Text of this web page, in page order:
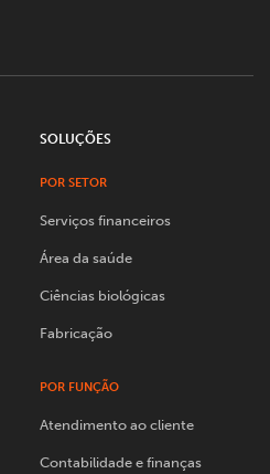
SOLUÇÕES
POR SETOR
Serviços financeiros
Área da saúde
Ciências biológicas
Fabricação
POR FUNÇÃO
Atendimento ao cliente
Contabilidade e finanças